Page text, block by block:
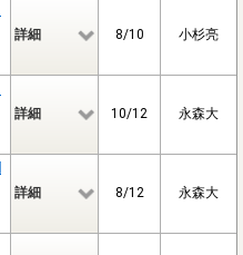
詳細 8/10 小杉亮
詳細 10/12 永森大
詳細 8/12 永森大